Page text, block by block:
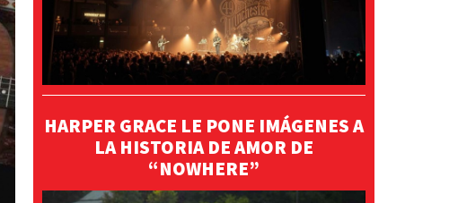
HARPER GRACE LE PONE IMÁGENES A
LA HISTORIA DE AMOR DE
“NOWHERE”